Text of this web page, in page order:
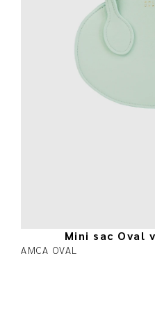
Mini sac Oval
AMCA OVAL